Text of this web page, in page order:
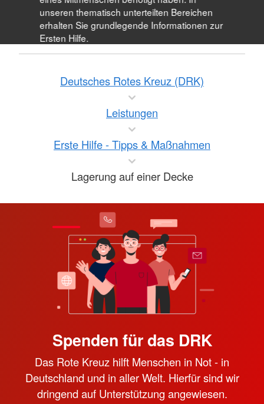
unseren thematisch unterteilten Bereichen
erhalten Sie grundlegende Informationen zur
Ersten Hilfe.
Deutsches Rotes Kreuz (DRK)
Leistungen
Erste Hilfe - Tipps & Maßnahmen
Lagerung auf einer Decke
Spenden für das DRK
Das Rote Kreuz hilft Menschen in Not - in
Deutschland und in aller Welt. Hierfür sind wir
dringend auf Unterstützung angewiesen.